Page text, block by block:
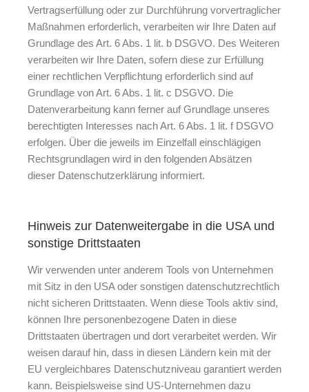
Vertragserfüllung oder zur Durchführung vorvertraglicher
Maßnahmen erforderlich, verarbeiten wir Ihre Daten auf
Grundlage des Art. 6 Abs. 1 lit. b DSGVO. Des Weiteren
verarbeiten wir Ihre Daten, sofern diese zur Erfüllung
einer rechtlichen Verpflichtung erforderlich sind auf
Grundlage von Art. 6 Abs. 1 lit. c DSGVO. Die
Datenverarbeitung kann ferner auf Grundlage unseres
berechtigten Interesses nach Art. 6 Abs. 1 lit. f DSGVO
erfolgen. Über die jeweils im Einzelfall einschlägigen
Rechtsgrundlagen wird in den folgenden Absätzen
dieser Datenschutzerklärung informiert.
Hinweis zur Datenweitergabe in die USA und
sonstige Drittstaaten
Wir verwenden unter anderem Tools von Unternehmen
mit Sitz in den USA oder sonstigen datenschutzrechtlich
nicht sicheren Drittstaaten. Wenn diese Tools aktiv sind,
können Ihre personenbezogene Daten in diese
Drittstaaten übertragen und dort verarbeitet werden. Wir
weisen darauf hin, dass in diesen Ländern kein mit der
EU vergleichbares Datenschutzniveau garantiert werden
kann. Beispielsweise sind US-Unternehmen dazu